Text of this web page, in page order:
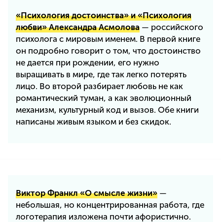
«Психология достоинства» и «Психология
любви» Александра Асмолова — российского
психолога с мировым именем. В первой книге
он подробно говорит о том, что достоинство
не дается при рождении, его нужно
выращивать в мире, где так легко потерять
лицо. Во второй разбирает любовь не как
романтический туман, а как эволюционный
механизм, культурный код и вызов. Обе книги
написаны живым языком и без скидок.
Виктор Франкл «О смысле жизни» —
небольшая, но концентрированная работа, где
логотерапия изложена почти афористично.